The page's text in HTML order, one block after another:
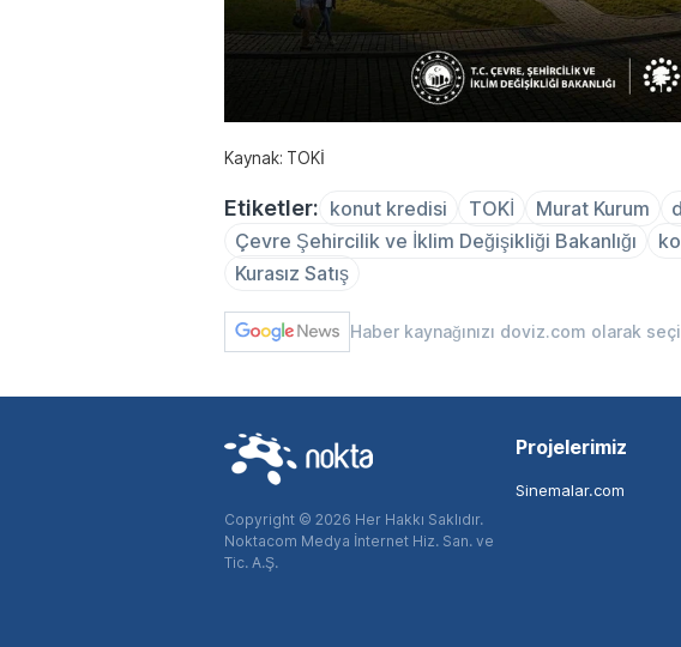
Kaynak: TOKİ
Etiketler: konut kredisi TOKİ Murat Kurum
Çevre Şehircilik ve İklim Değişikliği Bakanlığı
Kurasız Satış
Haber kaynağınızı doviz.com olarak
Copyright © 2026 Her Hakkı Saklıdır.
Noktacom Medya İnternet Hiz. San. ve
Tic. A.Ş.
Projelerimiz
Sinemalar.com